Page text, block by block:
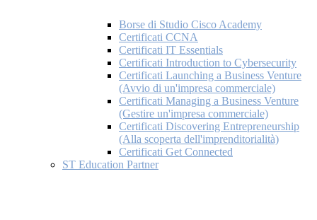
Borse di Studio Cisco Academy
Certificati CCNA
Certificati IT Essentials
Certificati Introduction to Cybersecurity
Certificati Launching a Business Venture
(Avvio di un'impresa commerciale)
Certificati Managing a Business Venture
(Gestire un'impresa commerciale)
Certificati Discovering Entrepreneurship
(Alla scoperta dell'imprenditorialità)
Certificati Get Connected
ST Education Partner